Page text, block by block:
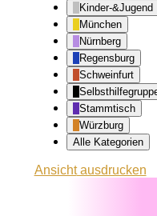
Kinder-&Jugend
München
Nürnberg
Regensburg
Schweinfurt
Stammtisch
Würzburg
Alle Kategorien
Ansichtausdrucken